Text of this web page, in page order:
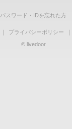
パスワード・IDを忘れた方
｜ プライバシーポリシー ｜
© livedoor